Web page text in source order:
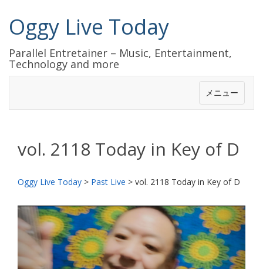
Oggy Live Today
Parallel Entretainer – Music, Entertainment,
Technology and more
メニュー
vol. 2118 Today in Key of D
Oggy Live Today > Past Live > vol. 2118 Today in Key of D
前
へ
次
へ